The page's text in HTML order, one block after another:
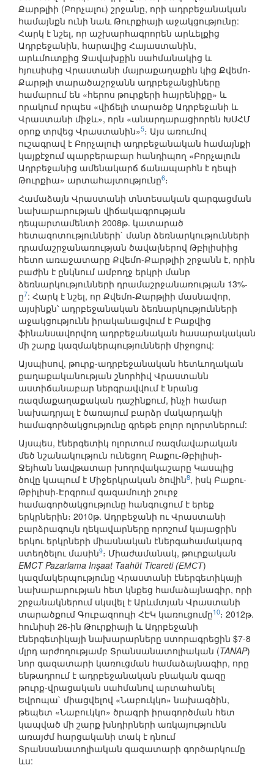
Քարթլիի (Բորչալու) շրջանը, որի ադրբեջանական
համայնքն ունի նաև Թուրքիայի աջակցությունը:
Հարկ է նշել, որ աշխարհագրորեն արևելքից
Ադրբեջանին, հարավից Հայաստանին,
արևմուտքից Ջավախքին սահմանակից և
հյուսիսից Վրաստանի մայրաքաղաքին կից Քվեմո-
Քարթլի տարածաշրջանն ադրբեջանցիները
համարում են «հերոս թուրքերի հայրենիքը» և
որակում որպես «վիճելի տարածք Ադրբեջանի և
Վրաստանի միջև», որն «անարդարացիորեն ԽՍՀՄ
օրոք տրվեց Վրաստանին»5։ Այս առումով
ուշագրավ է Բորչալուի ադրբեջանական համայնքի
կայքէջում պարբերաբար հանդիպող «Բորչալուն
Ադրբեջանից ամենակարճ ճանապարհն է դեպի
Թուրքիա» արտահայտությունը6։
Համաձայն Վրաստանի տնտեսական զարգացման
նախարարության վիճակագրության
դեպարտամենտի 2008թ. կատարած
հետազոտությունների` մանր ձեռնարկությունների
դրամաշրջանառության ծավալներով Թբիլիսիից
հետո առաջատարը Քվեմո-Քարթլիի շրջանն է, որին
բաժին է ընկնում ամբողջ երկրի մանր
ձեռնարկությունների դրամաշրջանառության 13%-
ը7: Հարկ է նշել, որ Քվեմո-Քարթլիի մասնավոր,
այսինքն՝ ադրբեջանական ձեռնարկությունների
աջակցությունն իրականացվում է Բաքվից
ֆինանսավորվող ադրբեջանական հասարակական
մի շարք կազմակերպությունների միջոցով:
Այսպիսով, թուրք-ադրբեջանական հետևողական
քաղաքականության շնորհիվ Վրաստանն
աստիճանաբար ներգրավվում է նրանց
ռազմաքաղաքական դաշինքում, ինչի համար
նախադրյալ է ծառայում բարձր մակարդակի
համագործակցությունը գրեթե բոլոր ոլորտներում:
Այսպես, էներգետիկ ոլորտում ռազմավարական
մեծ նշանակություն ունեցող Բաքու-Թբիլիսի-
Ջեյհան նավթատար խողովակաշարը Կասպից
ծովը կապում է Միջերկրական ծովին8, իսկ Բաքու-
Թբիլիսի-Էրզրում գազամուղի շուրջ
համագործակցությունը հանգուցում է երեք
երկրներին։ 2010թ. Ադրբեջանի ու Վրաստանի
բարձրագույն ղեկավարները որոշում կայացրին
երկու երկրների միասնական էներգահամակարգ
ստեղծելու մասին9։ Միաժամանակ, թուրքական
EMCT Pazarlama Inşaat Taahüt Ticareti (ЕМСТ)
կազմակերպությունը Վրաստանի էներգետիկայի
նախարարության հետ կնքեց համաձայնագիր, որի
շրջանակներում սկսվել է Արևմտյան Վրաստանի
տարածքում Գուբազոուլի ՀԷԿ կառուցումը10։ 2012թ.
հունիսի 26-ին Թուրքիայի և Ադրբեջանի
էներգետիկայի նախարարները ստորագրեցին $7-8
մլրդ արժողությամբ Տրանսանատոլիական (TANAP)
նոր գազատարի կառուցման համաձայնագիր, որը
ենթադրում է ադրբեջանական բնական գազը
թուրք-վրացական սահմանով արտահանել
Եվրոպա` միացվելով «Նաբուկկո» նախագծին,
թեպետ «Նաբուկկո» ծրագրի իրագործման հետ
կապված մի շարք խնդիրների առկայությունն
առայժմ հարցականի տակ է դնում
Տրանսանատոլիական գազատարի գործարկումը
ևս: